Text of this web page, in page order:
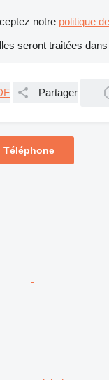
notre politique
seront traitées
Partager
Téléphone